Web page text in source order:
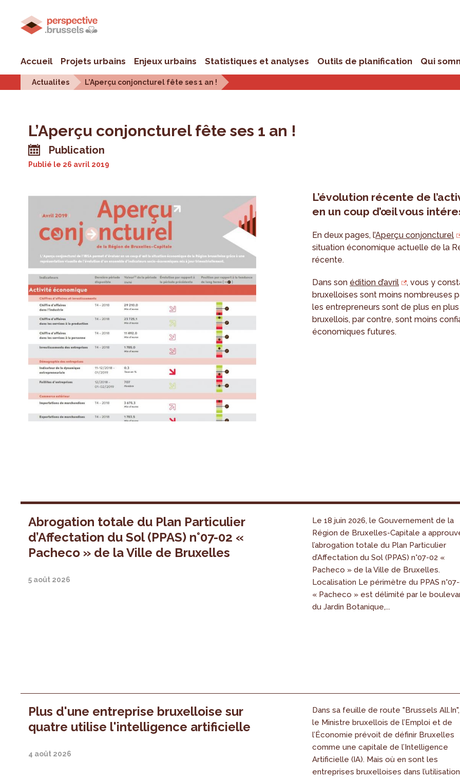
Accueil Projets urbains Enjeux urbains Statistiques et analyses Outils de planification Qui
Actualites L’Aperçu conjoncturel fête ses 1 an !
L’Aperçu conjoncturel fête ses 1 an !
Publication
Publié le 26 avril 2019
L’évolution récente de
en un coup d’œil vous
En deux pages, l’Aperçu conjoncturel
situation économique actuelle de la
récente.
Dans son édition d’avril
, vous y
bruxelloises sont moins nombreuses
les entrepreneurs sont de plus en
bruxellois, par contre, sont moins
économiques futures.
Abrogation totale du Plan Particulier
d’Affectation du Sol (PPAS) n°07-02 «
Pacheco » de la Ville de Bruxelles
5 août 2026
Le 18 juin 2026, le Gouvernement de la
Région de Bruxelles-Capitale a
l’abrogation totale du Plan Particulier
d’Affectation du Sol (PPAS) n°07-02 «
Pacheco » de la Ville de Bruxelles.
Localisation Le périmètre du PPAS
« Pacheco » est délimité par le
du Jardin Botanique,...
Plus d'une entreprise bruxelloise sur
quatre utilise l'intelligence artificielle
4 août 2026
Dans sa feuille de route "Brussels All.In",
le Ministre bruxellois de l’Emploi et de
l’Économie prévoit de définir Bruxelles
comme une capitale de l’Intelligence
Artificielle (IA). Mais où en sont les
entreprises bruxelloises dans l’utilisation